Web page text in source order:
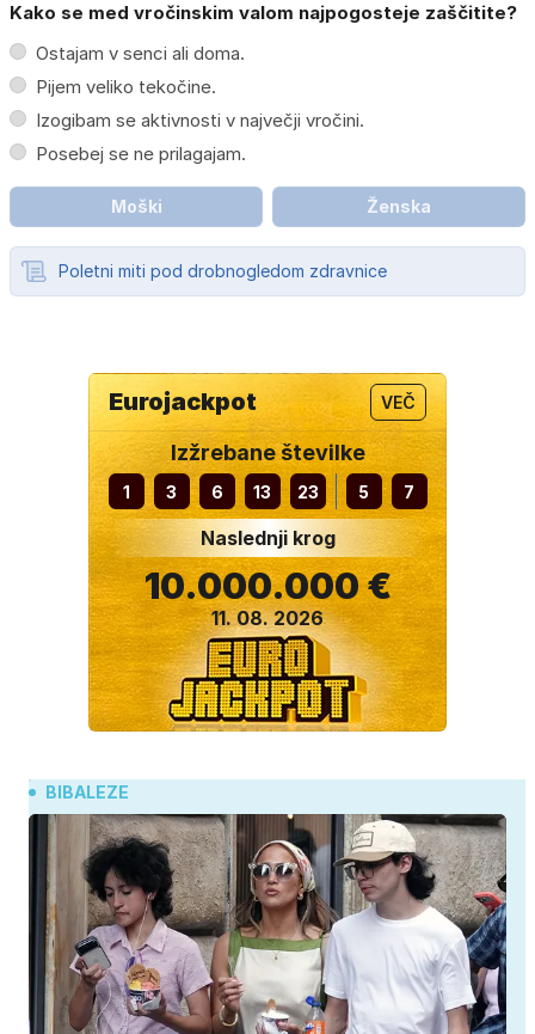
Kako se med vročinskim valom najpogosteje zaščitite?
Ostajam v senci ali doma.
Pijem veliko tekočine.
Izogibam se aktivnosti v največji vročini.
Posebej se ne prilagajam.
Moški Ženska
Poletni miti pod drobnogledom zdravnice
Eurojackpot VEČ
Izžrebane številke
1 3 6 13 23 5 7
Naslednji krog
10.000.000 €
11. 08. 2026
BIBALEZE